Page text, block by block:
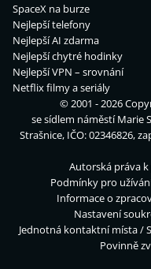
SpaceX na burze
Nejlepší telefony
Nejlepší AI zdarma
Nejlepší chytré hodinky
Nejlepší VPN – srovnání
Netflix filmy a seriály
© 2001 - 2026
se sídlem náměstí Marie
Strašnice, IČO: 02346826,
Autorská práva
Podmínky pro
Informace o
Nastavení
Jednotná kontaktní místa /
Povinně